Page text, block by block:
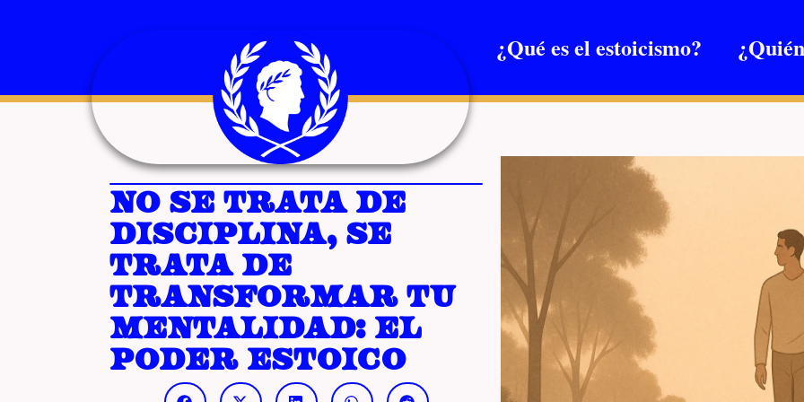
¿Qué es el estoicismo?
No se trata de
disciplina, se
trata de
transformar tu
mentalidad: el
poder estoico